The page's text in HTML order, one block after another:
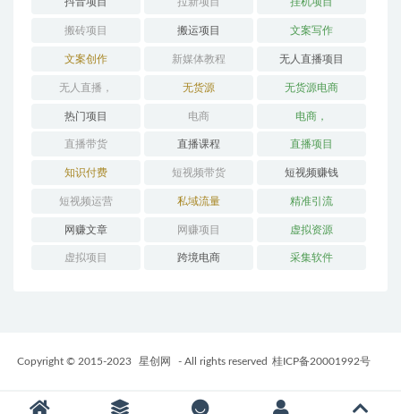
抖音项目 拉新项目 挂机项目
搬砖项目 搬运项目 文案写作
文案创作 新媒体教程 无人直播项目
无人直播， 无货源 无货源电商
热门项目 电商 电商，
直播带货 直播课程 直播项目
知识付费 短视频带货 短视频赚钱
短视频运营 私域流量 精准引流
网赚文章 网赚项目 虚拟资源
虚拟项目 跨境电商 采集软件
Copyright © 2015-2023 星创网 - All rights reserved 桂ICP备20001992号